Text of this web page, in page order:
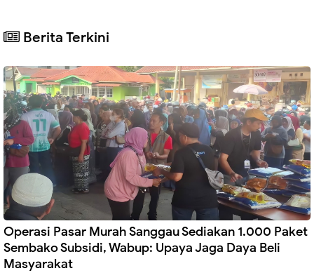
Berita Terkini
Operasi Pasar Murah Sanggau Sediakan 1.000 Paket
Sembako Subsidi, Wabup: Upaya Jaga Daya Beli
Masyarakat